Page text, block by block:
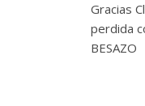
Gracias
perdida
BESAZO